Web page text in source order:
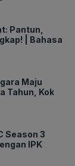
Pantun,
| Bahasa
Maju
Tahun, Kok
Season 3
IPK